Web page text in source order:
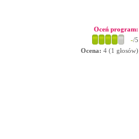
Oceń program:
-/5
Ocena: 4(1 głosów)